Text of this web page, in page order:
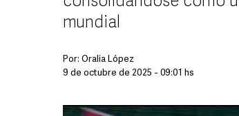
mundial
Por: Oralia López
9 de octubre de 2025 - 09:01 hs